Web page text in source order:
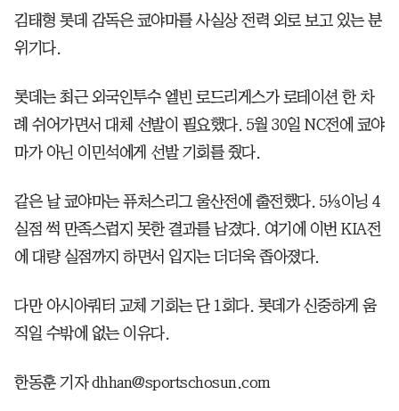
김태형 롯데 감독은 쿄야마를 사실상 전력 외로 보고 있는 분
위기다.
롯데는 최근 외국인투수 엘빈 로드리게스가 로테이션 한 차
례 쉬어가면서 대체 선발이 필요했다. 5월 30일 NC전에 쿄야
마가 아닌 이민석에게 선발 기회를 줬다.
같은 날 쿄야마는 퓨처스리그 울산전에 출전했다. 5⅓이닝 4
실점 썩 만족스럽지 못한 결과를 남겼다. 여기에 이번 KIA전
에 대량 실점까지 하면서 입지는 더더욱 좁아졌다.
다만 아시아쿼터 교체 기회는 단 1회다. 롯데가 신중하게 움
직일 수밖에 없는 이유다.
한동훈 기자 dhhan@sportschosun.com